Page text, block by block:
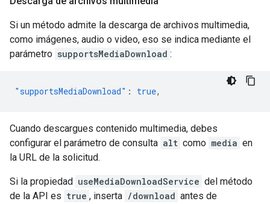
Si un método admite la descarga de archivos multimedia,
como imágenes, audio o video, eso se indica mediante el
parámetro supportsMediaDownload :
"supportsMediaDownload" : true,
Cuando descargues contenido multimedia, debes
configurar el parámetro de consulta alt como media en
la URL de la solicitud.
Si la propiedad useMediaDownloadService del método
de la API es true , inserta /download antes de